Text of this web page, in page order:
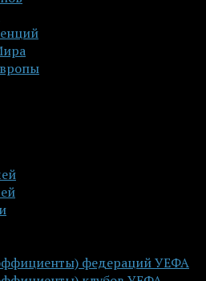
федераций УЕФА